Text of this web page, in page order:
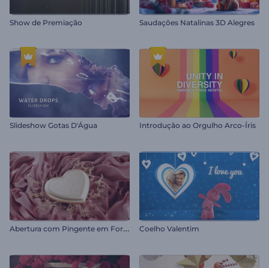
Show de Premiação Saudações Natalinas 3D Alegres
Slideshow Gotas D'Água Introdução ao Orgulho Arco-Íris
A
bertura com Pingente em Forma de Coração Coelho Valentim